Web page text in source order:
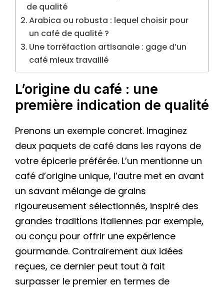
de qualité
Arabica ou robusta : lequel choisir pour
un café de qualité ?
Une torréfaction artisanale : gage d’un
café mieux travaillé
L’origine du café : une
première indication de qualité
Prenons un exemple concret. Imaginez
deux paquets de café dans les rayons de
votre épicerie préférée. L’un mentionne un
café d’origine unique, l’autre met en avant
un savant mélange de grains
rigoureusement sélectionnés, inspiré des
grandes traditions italiennes par exemple,
ou conçu pour offrir une expérience
gourmande. Contrairement aux idées
reçues, ce dernier peut tout à fait
surpasser le premier en termes de